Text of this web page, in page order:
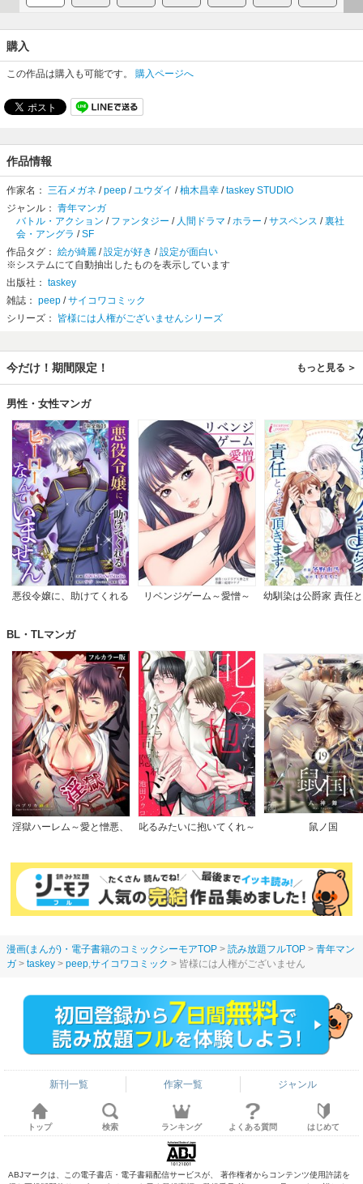
購入
この作品は購入も可能です。 購入ページへ
作品情報
作家名： 三石メガネ /peep /ユウダイ /柚木昌幸 /taskey STUDIO
ジャンル： 青年マンガ
バトル・アクション / ファンタジー / 人間ドラマ /ホラー /サスペンス /裏社
会・アングラ /SF
作品タグ： 絵が綺麗 /設定が好き /設定が面白い
※システムにて自動抽出したものを表示しています
出版社： taskey
雑誌： peep /サイコワコミック
シリーズ： 皆様には人権がございませんシリーズ
今だけ！期間限定！ もっと見る
男性・女性マンガ
悪役令嬢に、助けてくれる
リベンジゲーム～愛憎～
幼馴染は公爵家 責任
BL・TLマンガ
淫獄ハーレム～愛と憎悪、
叱るみたいに抱いてくれ～
鼠ノ国
漫画(まんが)・電子書籍のコミックシーモアTOP 読み放題フルTOP
青年マン
ガ
taskey peep,サイコワコミック 皆様には人権がございません
新刊一覧 作家一覧 ジャンル
トップ 検索 ランキング よくある質問 はじめて
ABJマークは、この電子書店・電子書籍配信サービスが、 著作権者からコンテンツ使用許諾を